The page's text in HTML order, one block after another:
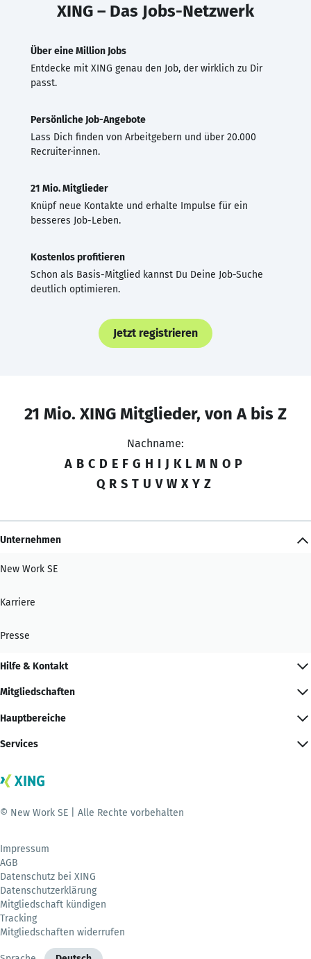
XING – Das Jobs-Netzwerk
Über eine Million Jobs
Entdecke mit XING genau den Job, der wirklich zu Dir
passt.
Persönliche Job-Angebote
Lass Dich finden von Arbeitgebern und über 20.000
Recruiter·innen.
21 Mio. Mitglieder
Knüpf neue Kontakte und erhalte Impulse für ein
besseres Job-Leben.
Kostenlos profitieren
Schon als Basis-Mitglied kannst Du Deine Job-Suche
deutlich optimieren.
Jetzt registrieren
21 Mio. XING Mitglieder, von A bis Z
Nachname:
A B C D E F G H I J K L M N O P
Q R S T U V W X Y Z
Unternehmen
New Work SE
Karriere
Presse
Hilfe & Kontakt
Mitgliedschaften
Hauptbereiche
Services
© New Work SE | Alle Rechte vorbehalten
Impressum
AGB
Datenschutz bei XING
Datenschutzerklärung
Mitgliedschaft kündigen
Tracking
Mitgliedschaften widerrufen